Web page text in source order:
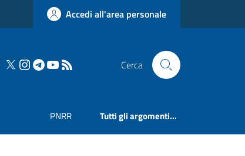
Accedi all'area personale
Cerca
PNRR Tutti gli argomenti...